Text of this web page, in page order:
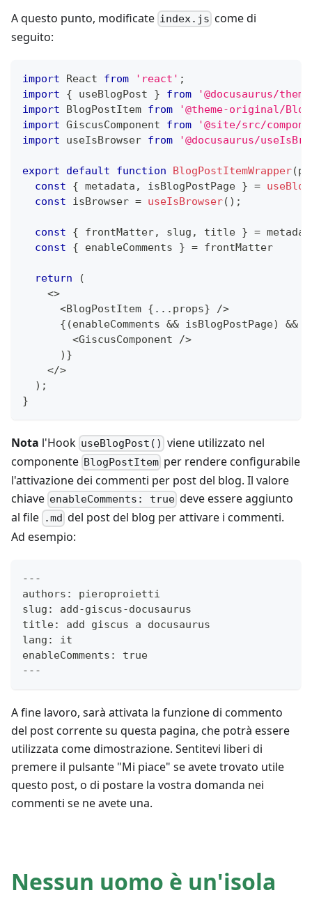
A questo punto, modificate index.js come di
seguito:
import React from 'react' ;
import
{ useBlogPost } from
'@docusaurus/
import BlogPostItem from
'@theme-original/
import GiscusComponent from
'@site/src/
import useIsBrowser from '@docusaurus/
export default function BlogPostItemWrapper(
const
{ metadata , isBlogPostPage } =
const isBrowser = useIsBrowser( ) ;
const { frontMatter, slug , title } =
const
{ enableComments } = frontMatter
return
(
<>
<BlogPostItem { ... props} />
{ (enableComments && isBlogPostPage) &&
<GiscusComponent />
) }
</>
) ;
}
Nota l'Hook useBlogPost() viene utilizzato nel
componente BlogPostItem per rendere configurabile
l'attivazione dei commenti per post del blog. Il valore
chiave enableComments: true deve essere aggiunto
al file .md del post del blog per attivare i commenti.
Ad esempio:
---
authors: pieroproietti
slug: add-giscus-docusaurus
title: add giscus a docusaurus
lang: it
enableComments: true
---
A fine lavoro, sarà attivata la funzione di commento
del post corrente su questa pagina, che potrà essere
utilizzata come dimostrazione. Sentitevi liberi di
premere il pulsante "Mi piace" se avete trovato utile
questo post, o di postare la vostra domanda nei
commenti se ne avete una.
Nessun uomo è un'isola